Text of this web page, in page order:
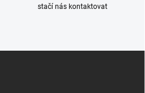
stačí nás kontaktovat